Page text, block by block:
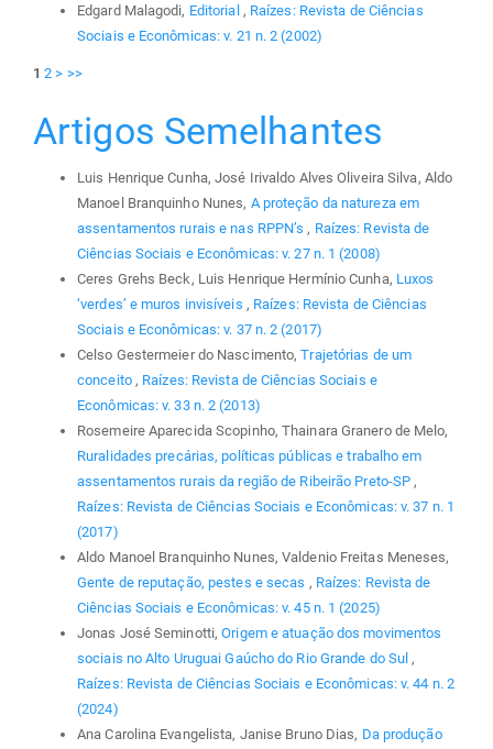
Edgard Malagodi, Editorial , Raízes: Revista de Ciências
Sociais e Econômicas: v. 21 n. 2 (2002)
1 2 > >>
Artigos Semelhantes
Luis Henrique Cunha, José Irivaldo Alves Oliveira Silva, Aldo
Manoel Branquinho Nunes, A proteção da natureza em
assentamentos rurais e nas RPPN’s , Raízes: Revista de
Ciências Sociais e Econômicas: v. 27 n. 1 (2008)
Ceres Grehs Beck, Luis Henrique Hermínio Cunha, Luxos
‘verdes’ e muros invisíveis , Raízes: Revista de Ciências
Sociais e Econômicas: v. 37 n. 2 (2017)
Celso Gestermeier do Nascimento,Trajetórias de um
conceito , Raízes: Revista de Ciências Sociais e
Econômicas: v. 33 n. 2 (2013)
Rosemeire Aparecida Scopinho, Thainara Granero de Melo,
Ruralidades precárias, políticas públicas e trabalho em
assentamentos rurais da região de Ribeirão Preto-SP ,
Raízes: Revista de Ciências Sociais e Econômicas: v. 37 n. 1
(2017)
Aldo Manoel Branquinho Nunes, Valdenio Freitas Meneses,
Gente de reputação, pestes e secas , Raízes: Revista de
Ciências Sociais e Econômicas: v. 45 n. 1 (2025)
Jonas José Seminotti,Origem e atuação dos movimentos
sociais no Alto Uruguai Gaúcho do Rio Grande do Sul ,
Raízes: Revista de Ciências Sociais e Econômicas: v. 44 n. 2
(2024)
Ana Carolina Evangelista, Janise Bruno Dias, Da produção